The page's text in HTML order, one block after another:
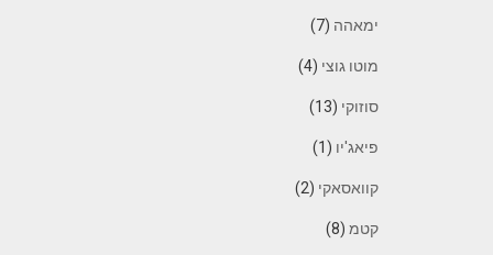
ימאהה (7)
מוטו גוצי (4)
סוזוקי (13)
פיאג'יו (1)
קוואסאקי (2)
קטמ(8)